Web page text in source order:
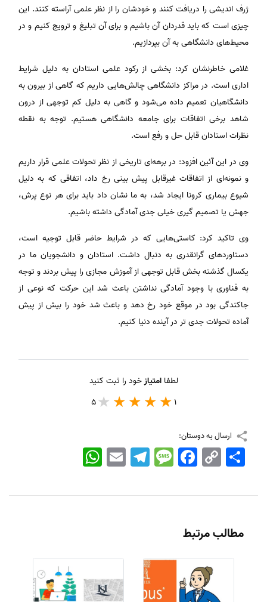
ژرف اندیشی را دریافت کنند و خودشان را از نظر علمی آراسته کنند. این
چیزی است که باید قدردان آن باشیم و برای آن تبلیغ و ترویج کنیم و در
محیط‌های دانشگاهی به آن بپردازیم.
غلامی خاطرنشان کرد: بخشی از رکود علمی استادان به دلیل شرایط
اداری است. در مراکز دانشگاهی چالش‌هایی داریم که گاهی از بیرون به
دانشگاهیان تعمیم داده می‌شود و گاهی به دلیل کم توجهی از درون
شاهد برخی اتفاقات برای جامعه دانشگاهی هستیم. توجه به نقطه
نظرات استادان قابل حل و رفع است.
وی در این آئین افزود: در برهه‌ای تاریخی از نظر تحولات علمی قرار داریم
و نمونه‌ای از اتفاقات غیرقابل پیش بینی رخ داد، اتفاقی که به دلیل
شیوع بیماری کرونا ایجاد شد، به ما نشان داد باید برای هر نوع پرش،
جهش یا تصمیم گیری خیلی جدی آمادگی داشته باشیم.
وی تاکید کرد: کاستی‌هایی که در شرایط حاضر قابل توجیه است،
دستاوردهای گرانقدری به دنبال داشت. استادان و دانشجویان ما در
یکسال گذشته بخش قابل توجهی از آموزش مجازی را پیش بردند و توجه
به فناوری با وجود آمادگی نداشتن باعث شد این حرکت که نوعی از
جاکندگی بود در موقع خود رخ دهد و باعث شد خود را بیش از پیش
آماده تحولات جدی تر در آینده دنیا کنیم.
لطفاامتیازخود را ثبت کنید
1
5
ارسال به دوستان:
WhatsApp EmailTelegramMessageFacebook Copy
Link
اشتراک
مطالب مرتبط